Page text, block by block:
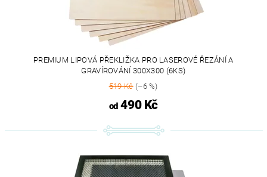
PREMIUM LIPOVÁ PŘEKLIŽKA PRO LASEROVÉ ŘEZÁNÍ A
GRAVÍROVÁNÍ 300X300 (6KS)
519 Kč(–6 %)
od490 Kč